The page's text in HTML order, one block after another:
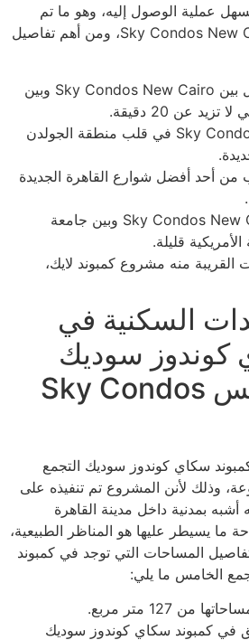
عملية الوصول إليه، وهو ما تم
بالفعل في مشروع Sky Condos New Cairo، ومن أهم تفاصيل
المسافة التي تفصل بين Sky Condos New Cairo وبين
عن 20 دقيقة.
يقع Sky Condos New Cairo في قلب منطقة الجولدن
من أحد أفضل شوارع القاهرة الجديدة
المسافة بين Sky Condos New Cairo وبين جامعة
قليلة.
منه مشروع كمبوند لايك،
السكنية في
كوندوز سوديك
التجمع الخامس Sky Condos
سكاي كوندوز سوديك التجمع
وذلك لأنن المشروع تم تنفيذه على
أي أنه أشبه بمدنية داخل مدينة القاهرة
ما يسيطر عليها هو المناظر الطبيعية،
المساحات التي توجد في كمبوند
الخامس ما يلي:
من 127 متر مربع.
كمبوند سكاي كوندوز سوديك